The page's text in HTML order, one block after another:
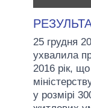
25 грудня
ухвалила
2016 рік,
у розмірі